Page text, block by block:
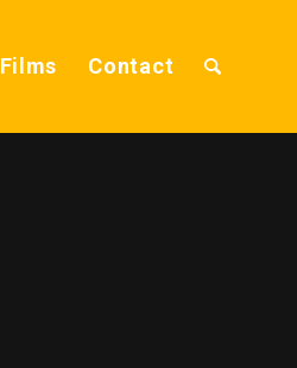
Films Contact